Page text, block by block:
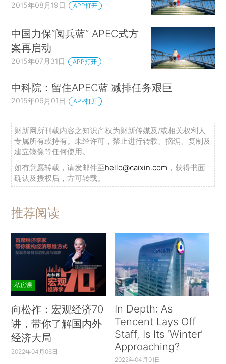
2015年08月19日 APP打开
中国力保“阅兵蓝” APEC式方
案再启动
2015年07月31日 APP打开
中科院：留住APEC蓝 减排任务艰巨
2015年06月01日 APP打开
财新网所刊载内容之知识产权为财新传媒及/或相关权利人
专属所有或持有。未经许可，禁止进行转载、摘编、复制及
建立镜像等任何使用。
如有意愿转载，请发邮件至hello@caixin.com ，获得书面
确认及授权后，方可转载。
推荐阅读
私房课
向松祚：宏观经济70
讲，带你了解国内外
经济大局
2022年04月06日
In Depth: As
Tencent Lays Off
Staff, Is Its ‘Winter’
Approaching?
2022年04月01日